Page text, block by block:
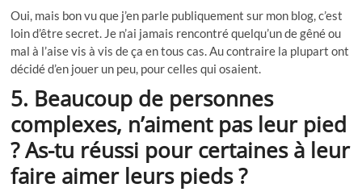
Oui, mais bon vu que j’en parle publiquement sur mon blog, c’est
loin d’être secret. Je n’ai jamais rencontré quelqu’un de gêné ou
mal à l’aise vis à vis de ça en tous cas. Au contraire la plupart ont
décidé d’en jouer un peu, pour celles qui osaient.
5. Beaucoup de personnes
complexes, n’aiment pas leur pied
? As-tu réussi pour certaines à leur
faire aimer leurs pieds ?